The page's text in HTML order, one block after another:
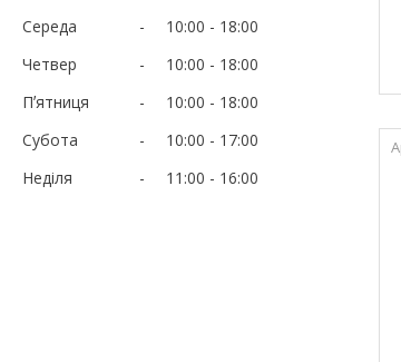
Середа
10:00
18:00
Четвер
10:00
18:00
Пʼятниця
10:00
18:00
Субота
10:00
17:00
Неділя
11:00 16:00